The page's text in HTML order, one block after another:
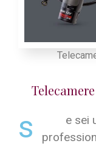
s
e sei